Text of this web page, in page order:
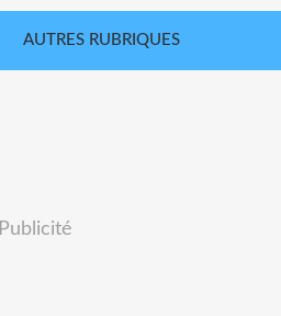
AUTRES RUBRIQUES
Publicité